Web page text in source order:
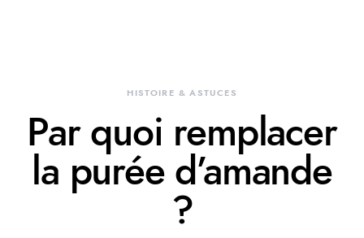
HISTOIRE & ASTUCES
Par quoi remplacer
la purée d’amande
?